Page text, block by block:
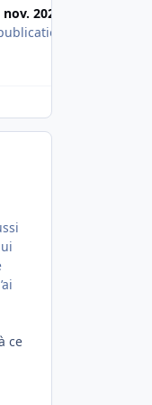
2022
ce